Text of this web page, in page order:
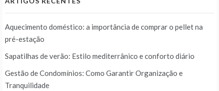
Aquecimento doméstico: a importância de comprar o pellet na
pré-estação
Sapatilhas de verão: Estilo mediterrânico e conforto diário
Gestão de Condomínios: Como Garantir Organização e
Tranquilidade